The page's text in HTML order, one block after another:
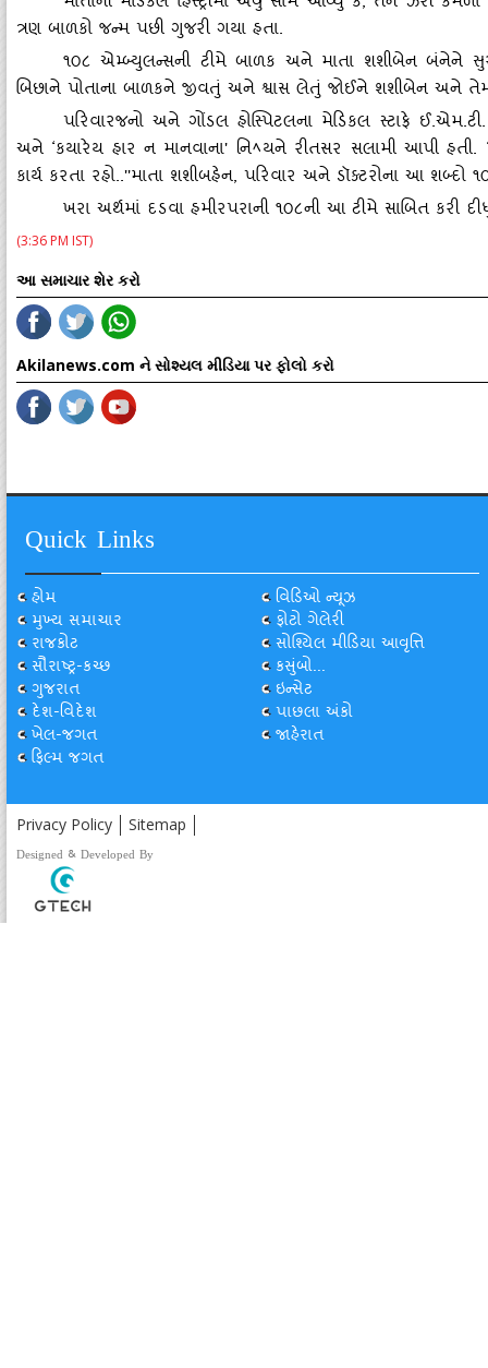
ત્રણ બાળકો જન્‍મ પછી ગુજરી ગયા હતા.
૧૦૮ એમ્‍બ્‍યુલન્‍સની ટીમે બાળક અને માતા શશીબેન બંનેને
બિછાને પોતાના બાળકને જીવતું અને શ્વાસ લેતું જોઈને શશીબેન અને
પરિવારજનો અને ગોંડલ હોસ્‍પિટલના મેડિકલ સ્‍ટાફે
અને ‘કયારેય હાર ન માનવાના' નિﾍયને રીતસર સલામી આપી હતી.
કાર્ય કરતા રહો..''માતા શશીબહેન, પરિવાર અને ડૉક્‍ટરોના આ શબ્‍દો
ખરા અર્થમાં દડવા હમીરપરાની ૧૦૮ની આ ટીમે સાબિત કરી
(3:36 PM IST)
આ સમાચાર શેર કરો
Akilanews.com ને સોશ્યલ મીડિયા પર ફોલો કરો
Quick Links
હોમ
મુખ્ય સમાચાર
રાજકોટ
સૌરાષ્ટ્ર-કચ્છ
ગુજરાત
દેશ-વિદેશ
ખેલ-જગત
ફિલ્મ જગત
વિડિઓ ન્યૂઝ
ફોટો ગેલેરી
સોશ્યિલ મીડિયા આવૃત્તિ
કસુંબો...
ઇન્સેટ
પાછલા અંકો
જાહેરાત
Privacy Policy Sitemap
Designed & Developed By